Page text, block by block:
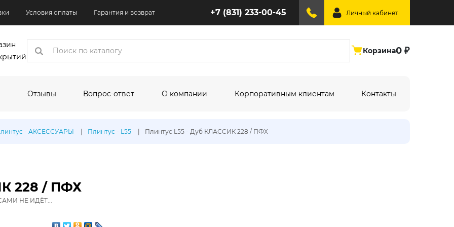
Условия оплаты Гарантия и возврат +7 (831) 233-00-45 Личный кабинет
Корзина0 ₽
Отзывы Вопрос-ответ О компании Корпоративным клиентам Контакты
- АКСЕССУАРЫ Плинтус - L55 Плинтус L55 - Дуб КЛАССИК 228 / ПФХ
228 / ПФХ
НЕ ИДЁТ...